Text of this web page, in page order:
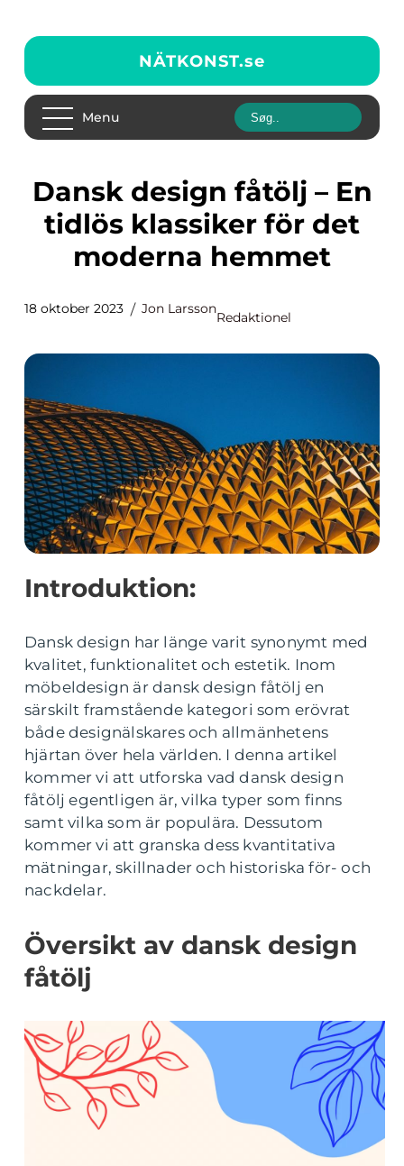
NÄTKONST.se
Menu
Dansk design fåtölj – En
tidlös klassiker för det
moderna hemmet
18 oktober 2023 Jon Larsson
Redaktionel
Introduktion:
Dansk design har länge varit synonymt med
kvalitet, funktionalitet och estetik. Inom
möbeldesign är dansk design fåtölj en
särskilt framstående kategori som erövrat
både designälskares och allmänhetens
hjärtan över hela världen. I denna artikel
kommer vi att utforska vad dansk design
fåtölj egentligen är, vilka typer som finns
samt vilka som är populära. Dessutom
kommer vi att granska dess kvantitativa
mätningar, skillnader och historiska för- och
nackdelar.
Översikt av dansk design
fåtölj